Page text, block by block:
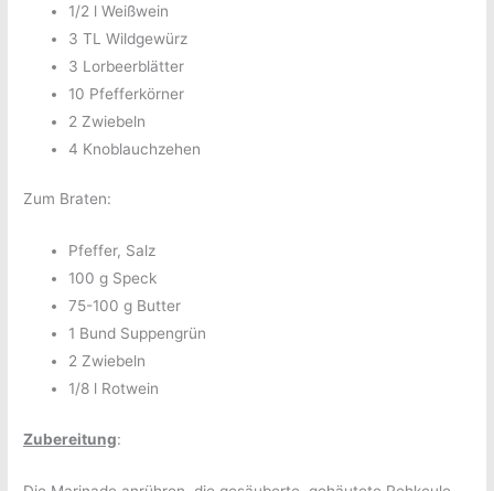
1/2 l Weißwein
3 TL Wildgewürz
3 Lorbeerblätter
10 Pfefferkörner
2 Zwiebeln
4 Knoblauchzehen
Zum Braten:
Pfeffer, Salz
100 g Speck
75-100 g Butter
1 Bund Suppengrün
2 Zwiebeln
1/8 l Rotwein
Zubereitung: